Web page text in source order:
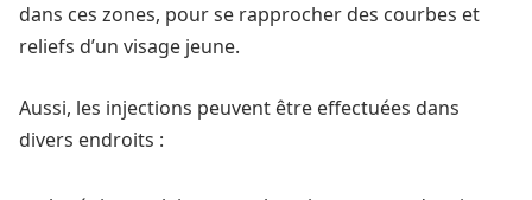
dans ces zones, pour se rapprocher des courbes et
reliefs d’un visage jeune.
Aussi, les injections peuvent être effectuées dans
divers endroits :